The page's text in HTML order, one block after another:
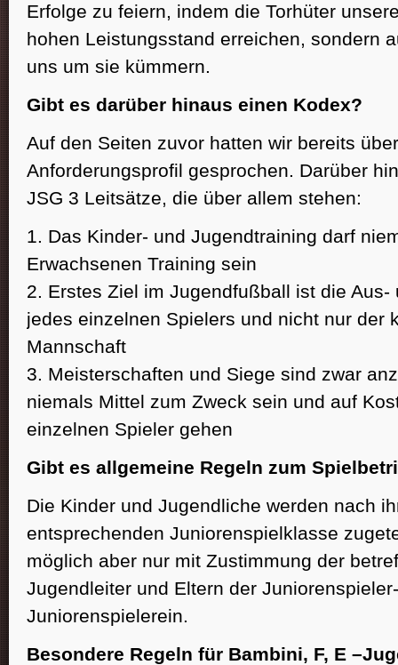
Erfolge zu feiern, indem die Torhüter
hohen Leistungsstand erreichen, sondern
uns um sie kümmern.
Gibt es darüber hinaus einen Kodex?
Auf den Seiten zuvor hatten wir bereits
Anforderungsprofil gesprochen. Darüber
JSG 3 Leitsätze, die über allem stehen:
1. Das Kinder- und Jugendtraining darf
Erwachsenen Training sein
2. Erstes Ziel im Jugendfußball ist die Aus-
jedes einzelnen Spielers und nicht nur der
Mannschaft
3. Meisterschaften und Siege sind zwar
niemals Mittel zum Zweck sein und auf
einzelnen Spieler gehen
Gibt es allgemeine Regeln zum
Die Kinder und Jugendliche werden nach
entsprechenden Juniorenspielklasse
möglich aber nur mit Zustimmung der
Jugendleiter und Eltern der
Juniorenspielerein.
Besondere Regeln für Bambini, F, E